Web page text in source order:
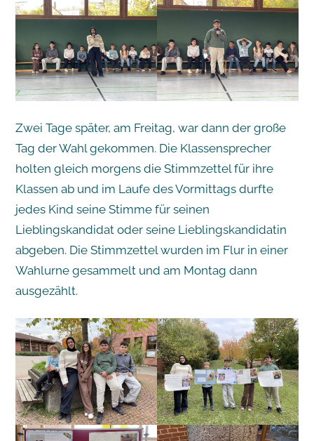
Zwei Tage später, am Freitag, war dann der große
Tag der Wahl gekommen. Die Klassensprecher
holten gleich morgens die Stimmzettel für ihre
Klassen ab und im Laufe des Vormittags durfte
jedes Kind seine Stimme für seinen
Lieblingskandidat oder seine Lieblingskandidatin
abgeben. Die Stimmzettel wurden im Flur in einer
Wahlurne gesammelt und am Montag dann
ausgezählt.